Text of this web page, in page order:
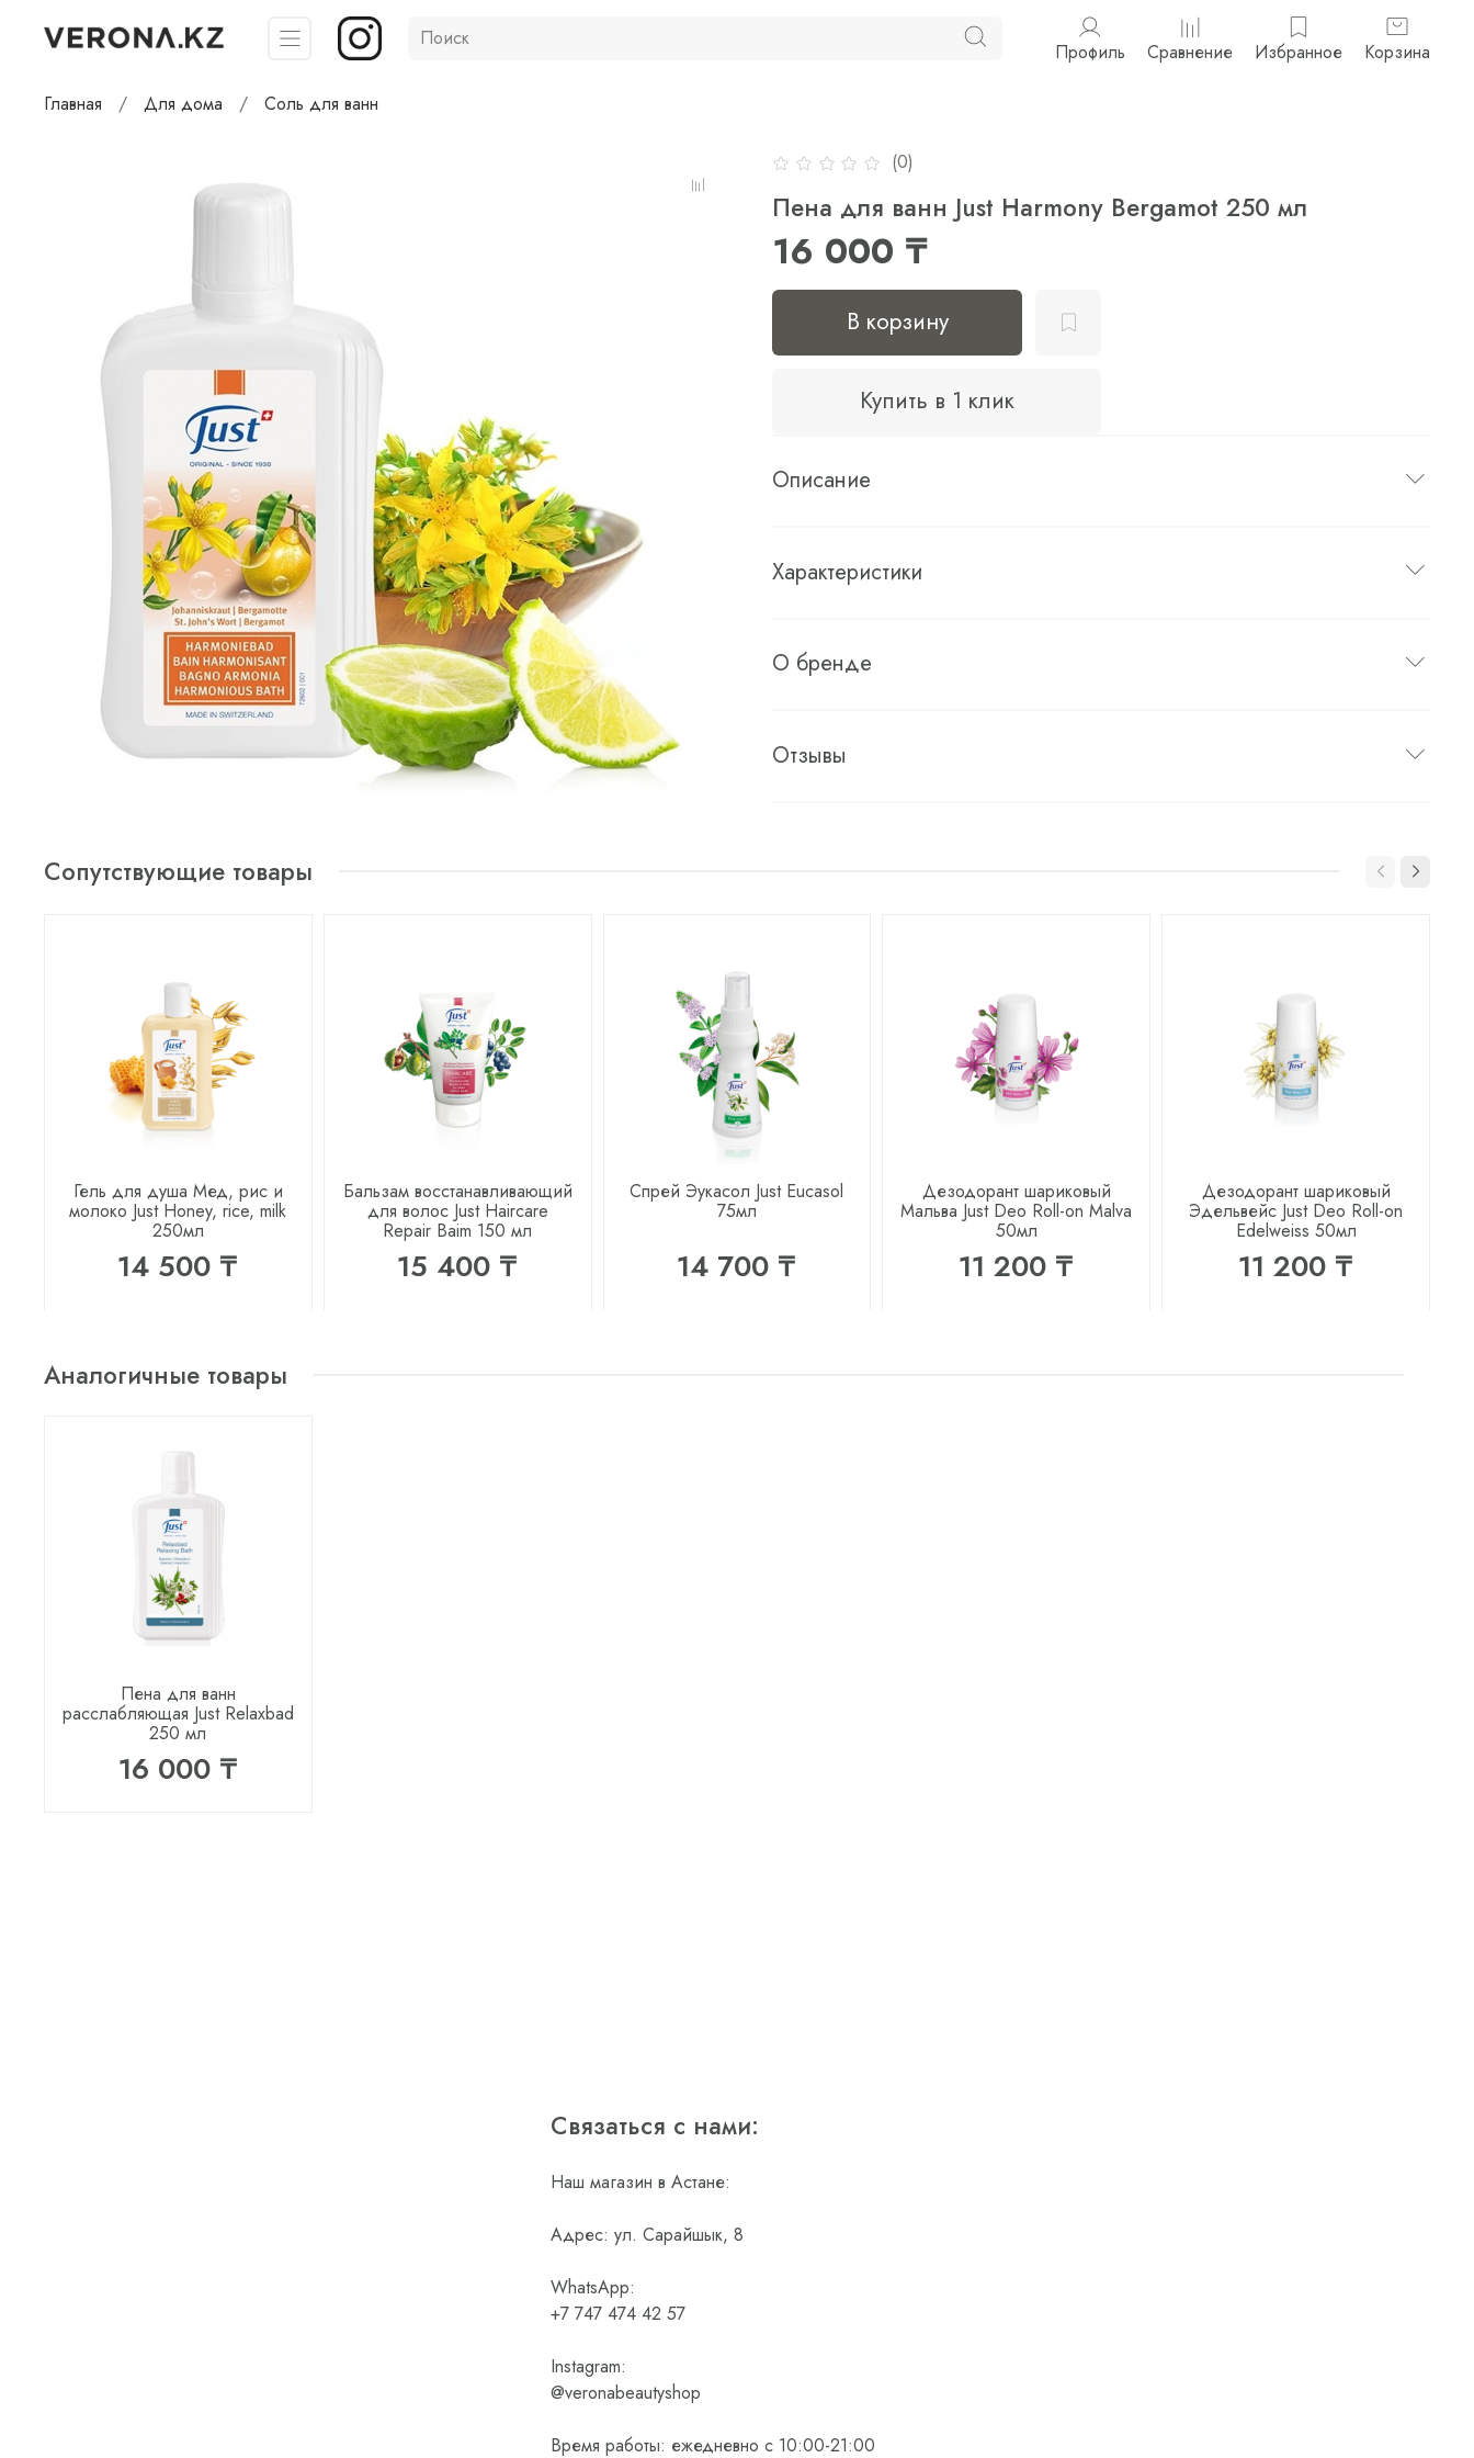
Профиль Сравнение Избранное Корзина
Главная Для дома Соль для ванн
(0)
Пена для ванн Just Harmony Bergamot 250 мл
16 000 ₸
В корзину
Купить в 1 клик
Описание
Характеристики
О бренде
Отзывы
Сопутствующие товары
Гель для душа Мед, рис и
молоко Just Honey, rice, milk
250мл
14 500 ₸
Бальзам восстанавливающий
для волос Just Haircare
Repair Baim 150 мл
15 400 ₸
Спрей Эукасол Just Eucasol
75мл
14 700 ₸
Дезодорант шариковый
Мальва Just Deo Roll-on Malva
50мл
11 200 ₸
Дезодорант шариковый
Эдельвейс Just Deo Roll-on
Edelweiss 50мл
11 200 ₸
Аналогичные товары
Пена для ванн
расслабляющая Just Relaxbad
250 мл
16 000 ₸
Связаться с нами:
Наш магазин в Астане:
Адрес: ул. Сарайшык, 8
WhatsApp:
+7 747 474 42 57
Instagram:
@veronabeautyshop
Время работы: ежедневно с 10:00-21:00